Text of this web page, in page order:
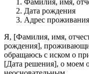
Дата рождения
Адрес проживания
Я, [Фамилия, имя,
рождения],
обращаюсь с иском о
[Дата решения], о моем